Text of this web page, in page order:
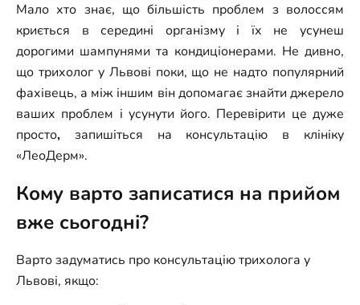
Мало хто знає, що більшість проблем з волоссям
криється в середині організму і їх не усунеш
дорогими шампунями та кондиціонерами. Не дивно,
що трихолог у Львові поки, що не надто популярний
фахівець, а між іншим він допомагає знайти джерело
ваших проблем і усунути його. Перевірити це дуже
просто, запишіться на консультацію в клініку
«ЛеоДерм».
Кому варто записатися на прийом
вже сьогодні?
Варто задуматись про консультацію трихолога у
Львові, якщо: